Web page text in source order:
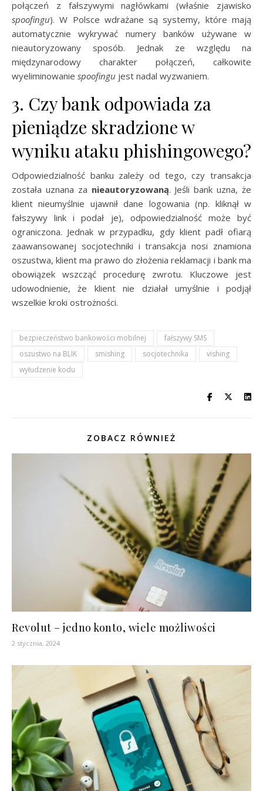
połączeń z fałszywymi nagłówkami (właśnie zjawisko
spoofingu). W Polsce wdrażane są systemy, które mają
automatycznie wykrywać numery banków używane w
nieautoryzowany sposób. Jednak ze względu na
międzynarodowy charakter połączeń, całkowite
wyeliminowanie spoofingu jest nadal wyzwaniem.
3. Czy bank odpowiada za
pieniądze skradzione w
wyniku ataku phishingowego?
Odpowiedzialność banku zależy od tego, czy transakcja
została uznana za nieautoryzowaną. Jeśli bank uzna, że
klient nieumyślnie ujawnił dane logowania (np. kliknął w
fałszywy link i podał je), odpowiedzialność może być
ograniczona. Jednak w przypadku, gdy klient padł ofiarą
zaawansowanej socjotechniki i transakcja nosi znamiona
oszustwa, klient ma prawo do złożenia reklamacji i bank ma
obowiązek wszcząć procedurę zwrotu. Kluczowe jest
udowodnienie, że klient nie działał umyślnie i podjął
wszelkie kroki ostrożności.
bezpieczeństwo bankowości mobilnej
fałszywy SMS
oszustwo na BLIK
smishing socjotechnika
vishing
wyłudzenie kodu
ZOBACZ RÓWNIEŻ
Revolut – jedno konto, wiele możliwości
2 stycznia, 2024